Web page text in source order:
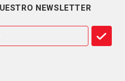
NEWSLETTER